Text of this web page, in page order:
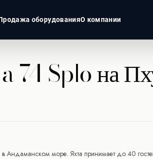
Москва
оборудованияО компании
74 Splo на
море. Яхта принимает до 40